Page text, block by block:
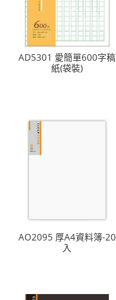
AD5301 愛簡單600字稿
紙(袋裝)
AO2095 厚A4資料簿-20
入